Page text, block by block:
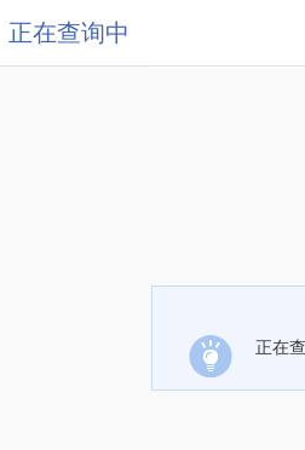
正在查询中
正在